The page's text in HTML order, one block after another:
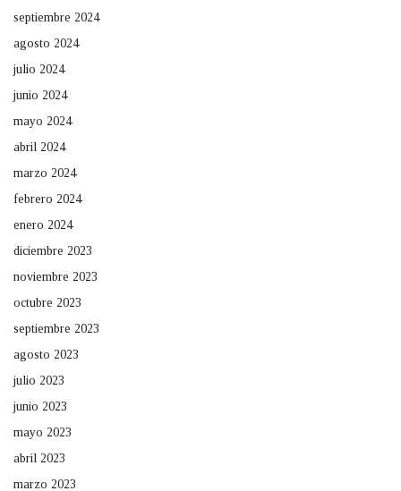
septiembre 2024
agosto 2024
julio 2024
junio 2024
mayo 2024
abril 2024
marzo 2024
febrero 2024
enero 2024
diciembre 2023
noviembre 2023
octubre 2023
septiembre 2023
agosto 2023
julio 2023
junio 2023
mayo 2023
abril 2023
marzo 2023